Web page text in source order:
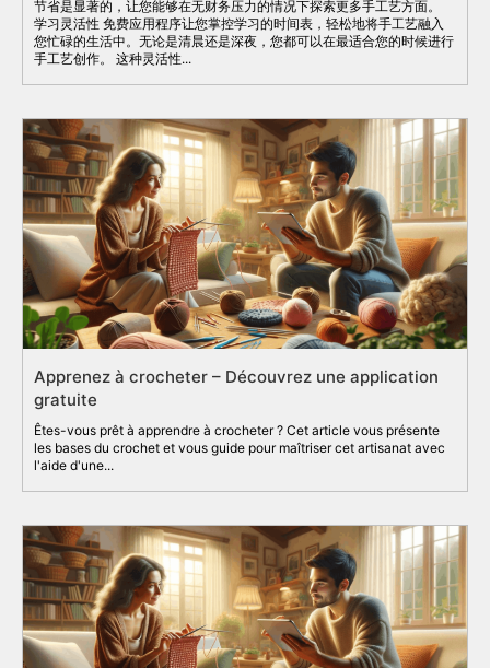
节省是显著的，让您能够在无财务压力的情况下探索更多手工艺方面。
学习灵活性 免费应用程序让您掌控学习的时间表，轻松地将手工艺融入
您忙碌的生活中。无论是清晨还是深夜，您都可以在最适合您的时候进行
手工艺创作。 这种灵活性...
Apprenez à crocheter – Découvrez une application
gratuite
Êtes-vous prêt à apprendre à crocheter ? Cet article vous présente
les bases du crochet et vous guide pour maîtriser cet artisanat avec
l'aide d'une...